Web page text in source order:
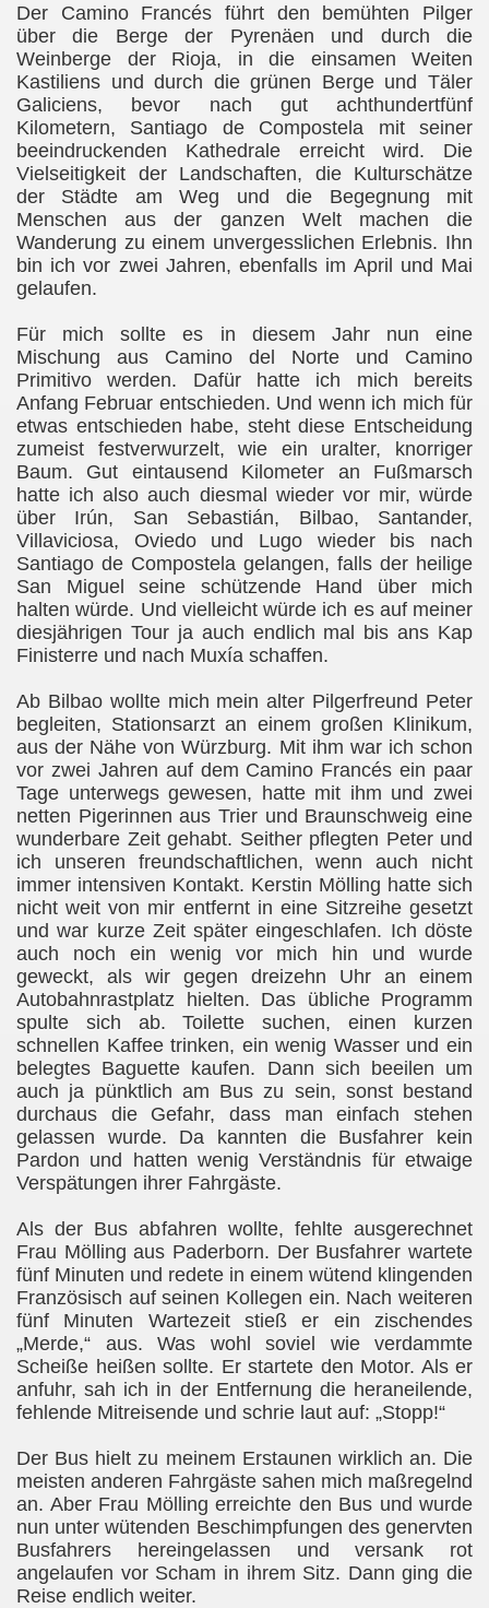
Der Camino Francés führt den bemühten Pilger
über die Berge der Pyrenäen und durch die
Weinberge der Rioja, in die einsamen Weiten
Kastiliens und durch die grünen Berge und Täler
Galiciens, bevor nach gut achthundertfünf
Kilometern, Santiago de Compostela mit seiner
beeindruckenden Kathedrale erreicht wird. Die
Vielseitigkeit der Landschaften, die Kulturschätze
der Städte am Weg und die Begegnung mit
Menschen aus der ganzen Welt machen die
Wanderung zu einem unvergesslichen Erlebnis. Ihn
bin ich vor zwei Jahren, ebenfalls im April und Mai
gelaufen.
Für mich sollte es in diesem Jahr nun eine
Mischung aus Camino del Norte und Camino
Primitivo werden. Dafür hatte ich mich bereits
Anfang Februar entschieden. Und wenn ich mich für
etwas entschieden habe, steht diese Entscheidung
zumeist festverwurzelt, wie ein uralter, knorriger
Baum.
Gut eintausend Kilometer an Fußmarsch
hatte ich also auch diesmal wieder vor mir, würde
über Irún, San Sebastián, Bilbao, Santander,
Villaviciosa, Oviedo und Lugo wieder bis nach
Santiago de Compostela gelangen, falls der heilige
San Miguel seine schützende Hand über mich
halten würde. Und vielleicht würde ich es auf meiner
diesjährigen Tour ja auch endlich mal bis ans Kap
Finisterre und nach Muxía schaffen.
Ab Bilbao wollte mich mein alter Pilgerfreund Peter
begleiten, Stationsarzt an einem großen Klinikum,
aus der Nähe von Würzburg. Mit ihm war ich schon
vor zwei Jahren auf dem Camino Francés ein paar
Tage unterwegs gewesen, hatte mit ihm und zwei
netten Pigerinnen aus Trier und Braunschweig eine
wunderbare Zeit gehabt. Seither pflegten Peter und
ich unseren freundschaftlichen, wenn auch nicht
immer intensiven Kontakt. Kerstin Mölling hatte sich
nicht weit von mir entfernt in eine Sitzreihe gesetzt
und war kurze Zeit später eingeschlafen. Ich döste
auch noch ein wenig vor mich hin und wurde
geweckt, als wir gegen dreizehn Uhr an einem
Autobahnrastplatz hielten. Das übliche Programm
spulte sich ab. Toilette suchen, einen kurzen
schnellen Kaffee trinken, ein wenig Wasser und ein
belegtes Baguette kaufen. Dann sich beeilen um
auch ja pünktlich am Bus zu sein, sonst bestand
durchaus die Gefahr, dass man einfach stehen
gelassen wurde. Da kannten die Busfahrer kein
Pardon und hatten wenig Verständnis für etwaige
Verspätungen ihrer Fahrgäste.
Als der Bus abfahren wollte, fehlte ausgerechnet
Frau Mölling aus Paderborn. Der Busfahrer wartete
fünf Minuten und redete in einem wütend klingenden
Französisch auf seinen Kollegen ein. Nach weiteren
fünf Minuten Wartezeit stieß er ein zischendes
„Merde,“ aus. Was wohl soviel wie verdammte
Scheiße heißen sollte. Er startete den Motor. Als er
anfuhr, sah ich in der Entfernung die heraneilende,
fehlende Mitreisende und schrie laut auf: „Stopp!“
Der Bus hielt zu meinem Erstaunen wirklich an. Die
meisten anderen Fahrgäste sahen mich maßregelnd
an. Aber Frau Mölling erreichte den Bus und wurde
nun unter wütenden Beschimpfungen des genervten
Busfahrers hereingelassen und versank rot
angelaufen vor Scham in ihrem Sitz. Dann ging die
Reise endlich weiter.